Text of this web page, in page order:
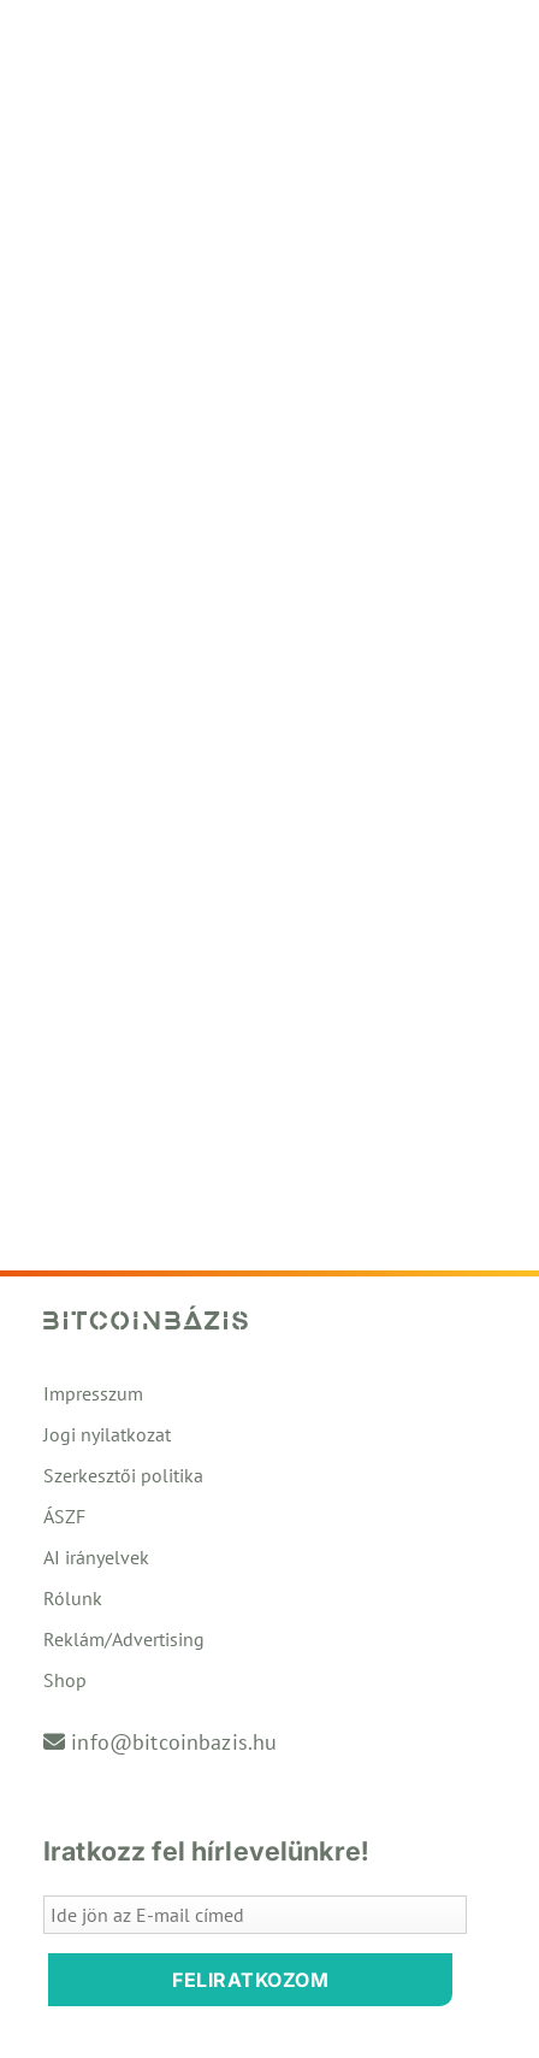
Impresszum
Jogi nyilatkozat
Szerkesztői politika
ÁSZF
AI irányelvek
Rólunk
Reklám/Advertising
Shop
info@bitcoinbazis.hu
Iratkozz fel hírlevelünkre!
FELIRATKOZOM